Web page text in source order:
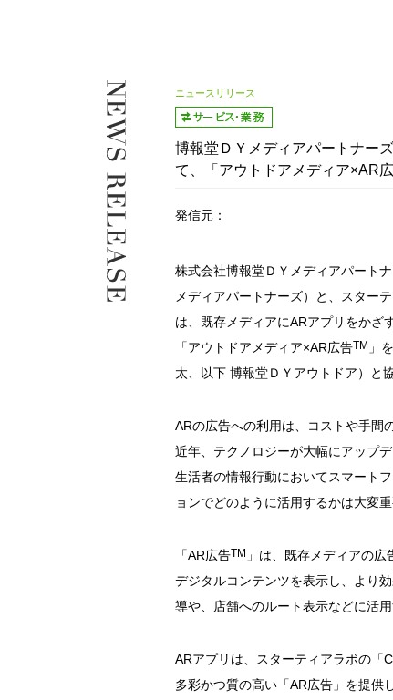
ニュースリリース
博報堂ＤＹメディアパートナー
て、「アウトドアメディア×AR
発信元：
株式会社博報堂ＤＹメディアパート
メディアパートナーズ）と、スター
は、既存メディアにARアプリをかざ
「アウトドアメディア×AR広告TM 」
太、以下 博報堂ＤＹアウトドア）と
ARの広告への利用は、コストや手間
近年、テクノロジーが大幅にアップ
生活者の情報行動においてスマート
ョンでどのように活用するかは大変
「AR広告TM 」は、既存メディアの
デジタルコンテンツを表示し、より
導や、店舗へのルート表示などに活用
ARアプリは、スターティアラボの「
多彩かつ質の高い「AR広告」を提供